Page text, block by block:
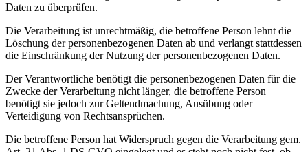
Daten zu überprüfen.
Die Verarbeitung ist unrechtmäßig, die betroffene Person lehnt die
Löschung der personenbezogenen Daten ab und verlangt stattdessen
die Einschränkung der Nutzung der personenbezogenen Daten.
Der Verantwortliche benötigt die personenbezogenen Daten für die
Zwecke der Verarbeitung nicht länger, die betroffene Person
benötigt sie jedoch zur Geltendmachung, Ausübung oder
Verteidigung von Rechtsansprüchen.
Die betroffene Person hat Widerspruch gegen die Verarbeitung gem.